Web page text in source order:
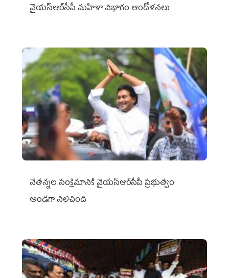
వైయ‌స్ఆర్‌సీపీ మహిళా విభాగం ఆందోళనలు
నేతన్నల సంక్షేమానికి వైయ‌స్ఆర్‌సీపీ ప్రభుత్వం
అండగా నిలిచింది